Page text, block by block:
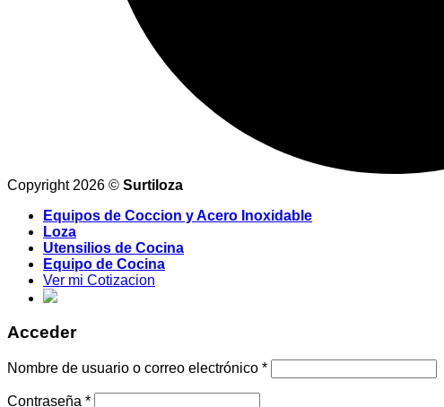
Copyright 2026 © Surtiloza
Equipos de Coccion y Acero Inoxidable
Loza
Utensilios de Cocina
Equipo de Cocina
Ver mi Cotizacion
Acceder
Nombre de usuario o correo electrónico *
Contraseña *